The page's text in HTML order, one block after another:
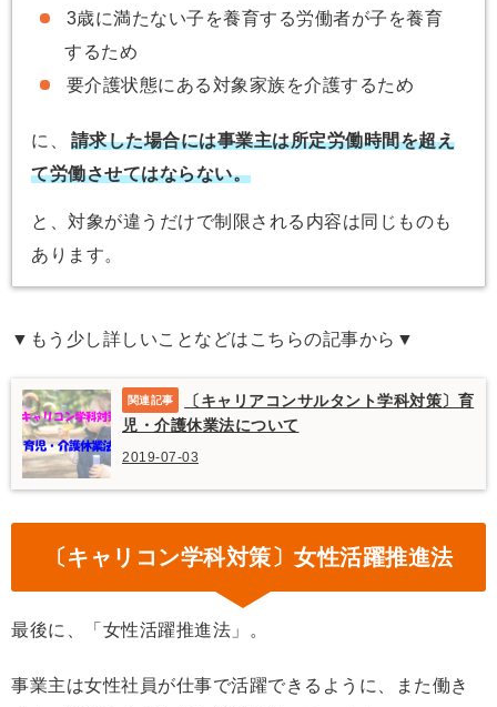
3歳に満たない子を養育する労働者が子を養育
するため
要介護状態にある対象家族を介護するため
に、
請求した場合には事業主は所定労働時間を超え
て労働させてはならない。
と、対象が違うだけで制限される内容は同じものも
あります。
▼もう少し詳しいことなどはこちらの記事から▼
〔キャリアコンサルタント学科対策〕育
児・介護休業法について
2019-07-03
〔キャリコン学科対策〕女性活躍推進法
最後に、「女性活躍推進法」。
事業主は女性社員が仕事で活躍できるように、また働き